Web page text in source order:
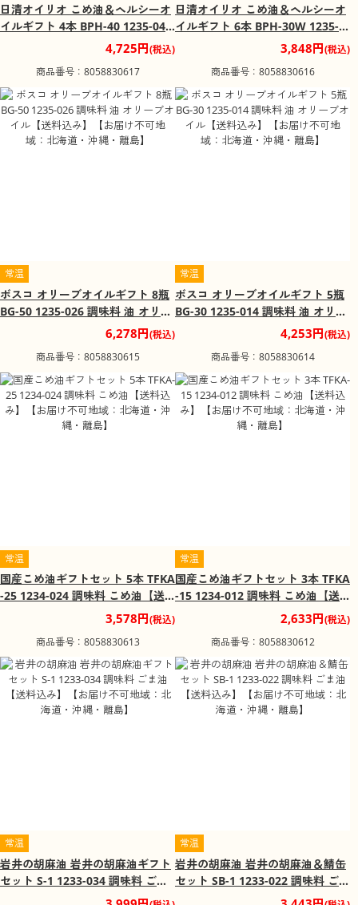
日清オイリオ こめ油＆ヘルシーオ
イルギフト 4本 BPH-40 1235-040
調味料 油 詰合せ【送料込み】【お
届け不可地域：北海道・沖縄・離
4,725円(税込)
商品番号：8058830617
日清オイリオ こめ油＆ヘルシーオ
イルギフト 6本 BPH-30W 1235-0
38 調味料 油 詰合せ【送料込み】
【お届け不可地域：北海道・沖
縄・離島】
3,848円(税込)
商品番号：8058830616
常温
ボスコ オリーブオイルギフト 8瓶
BG-50 1235-026 調味料 油 オリー
ブオイル【送料込み】【お届け不
可地域：北海道・沖縄・離島】
6,278円(税込)
商品番号：8058830615
常温
ボスコ オリーブオイルギフト 5瓶
BG-30 1235-014 調味料 油 オリー
ブオイル【送料込み】【お届け不
可地域：北海道・沖縄・離島】
4,253円(税込)
商品番号：8058830614
常温
国産こめ油ギフトセット 5本 TFKA
-25 1234-024 調味料 こめ油【送
料込み】【お届け不可地域：北海
3,578円(税込)
商品番号：8058830613
常温
国産こめ油ギフトセット 3本 TFKA
-15 1234-012 調味料 こめ油【送
料込み】【お届け不可地域：北海
2,633円(税込)
商品番号：8058830612
常温
岩井の胡麻油 岩井の胡麻油ギフト
セット S-1 1233-034 調味料 ごま
油【送料込み】【お届け不可地
常温
岩井の胡麻油 岩井の胡麻油＆鯖缶
セット SB-1 1233-022 調味料 ごま
油【送料込み】【お届け不可地